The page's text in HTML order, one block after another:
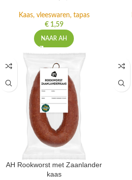
Kaas, vleeswaren, tapas
€1,59
NAAR AH
AH Rookworst met Zaanlander
kaas